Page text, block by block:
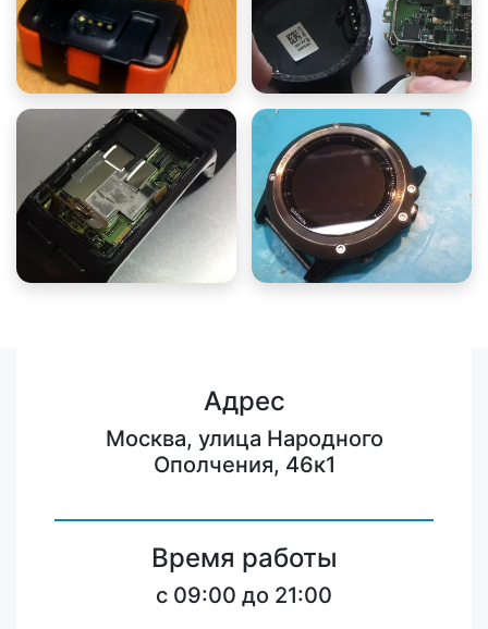
Адрес
Москва, улица Народного
Ополчения, 46к1
Время работы
c 09:00 до 21:00